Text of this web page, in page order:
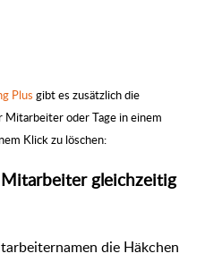
Plus gibt es zusätzlich die
oder Tage in einem
Klick zu löschen:
gleichzeitig
die Häkchen